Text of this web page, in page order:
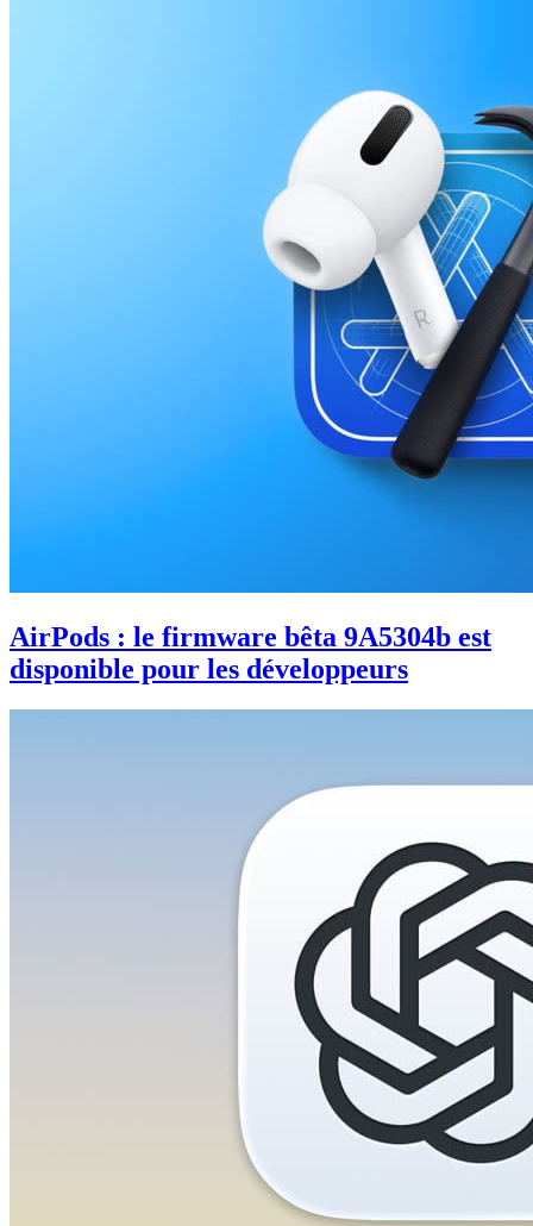
AirPods : le firmware bêta 9A5304b est
disponible pour les développeurs